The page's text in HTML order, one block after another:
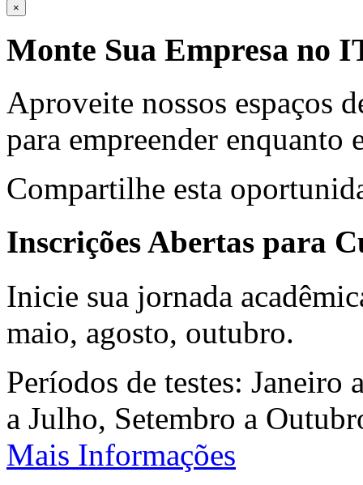
×
Monte Sua Empresa no
Aproveite nossos espaços
para empreender enquanto
Compartilhe esta
Inscrições Abertas para
Inicie sua jornada
maio, agosto, outubro.
Períodos de testes:
a Julho, Setembro a
Mais Informações